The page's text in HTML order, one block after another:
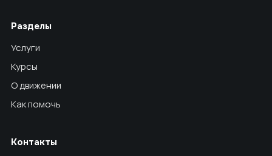
Разделы
Услуги
Курсы
О движении
Как помочь
Контакты